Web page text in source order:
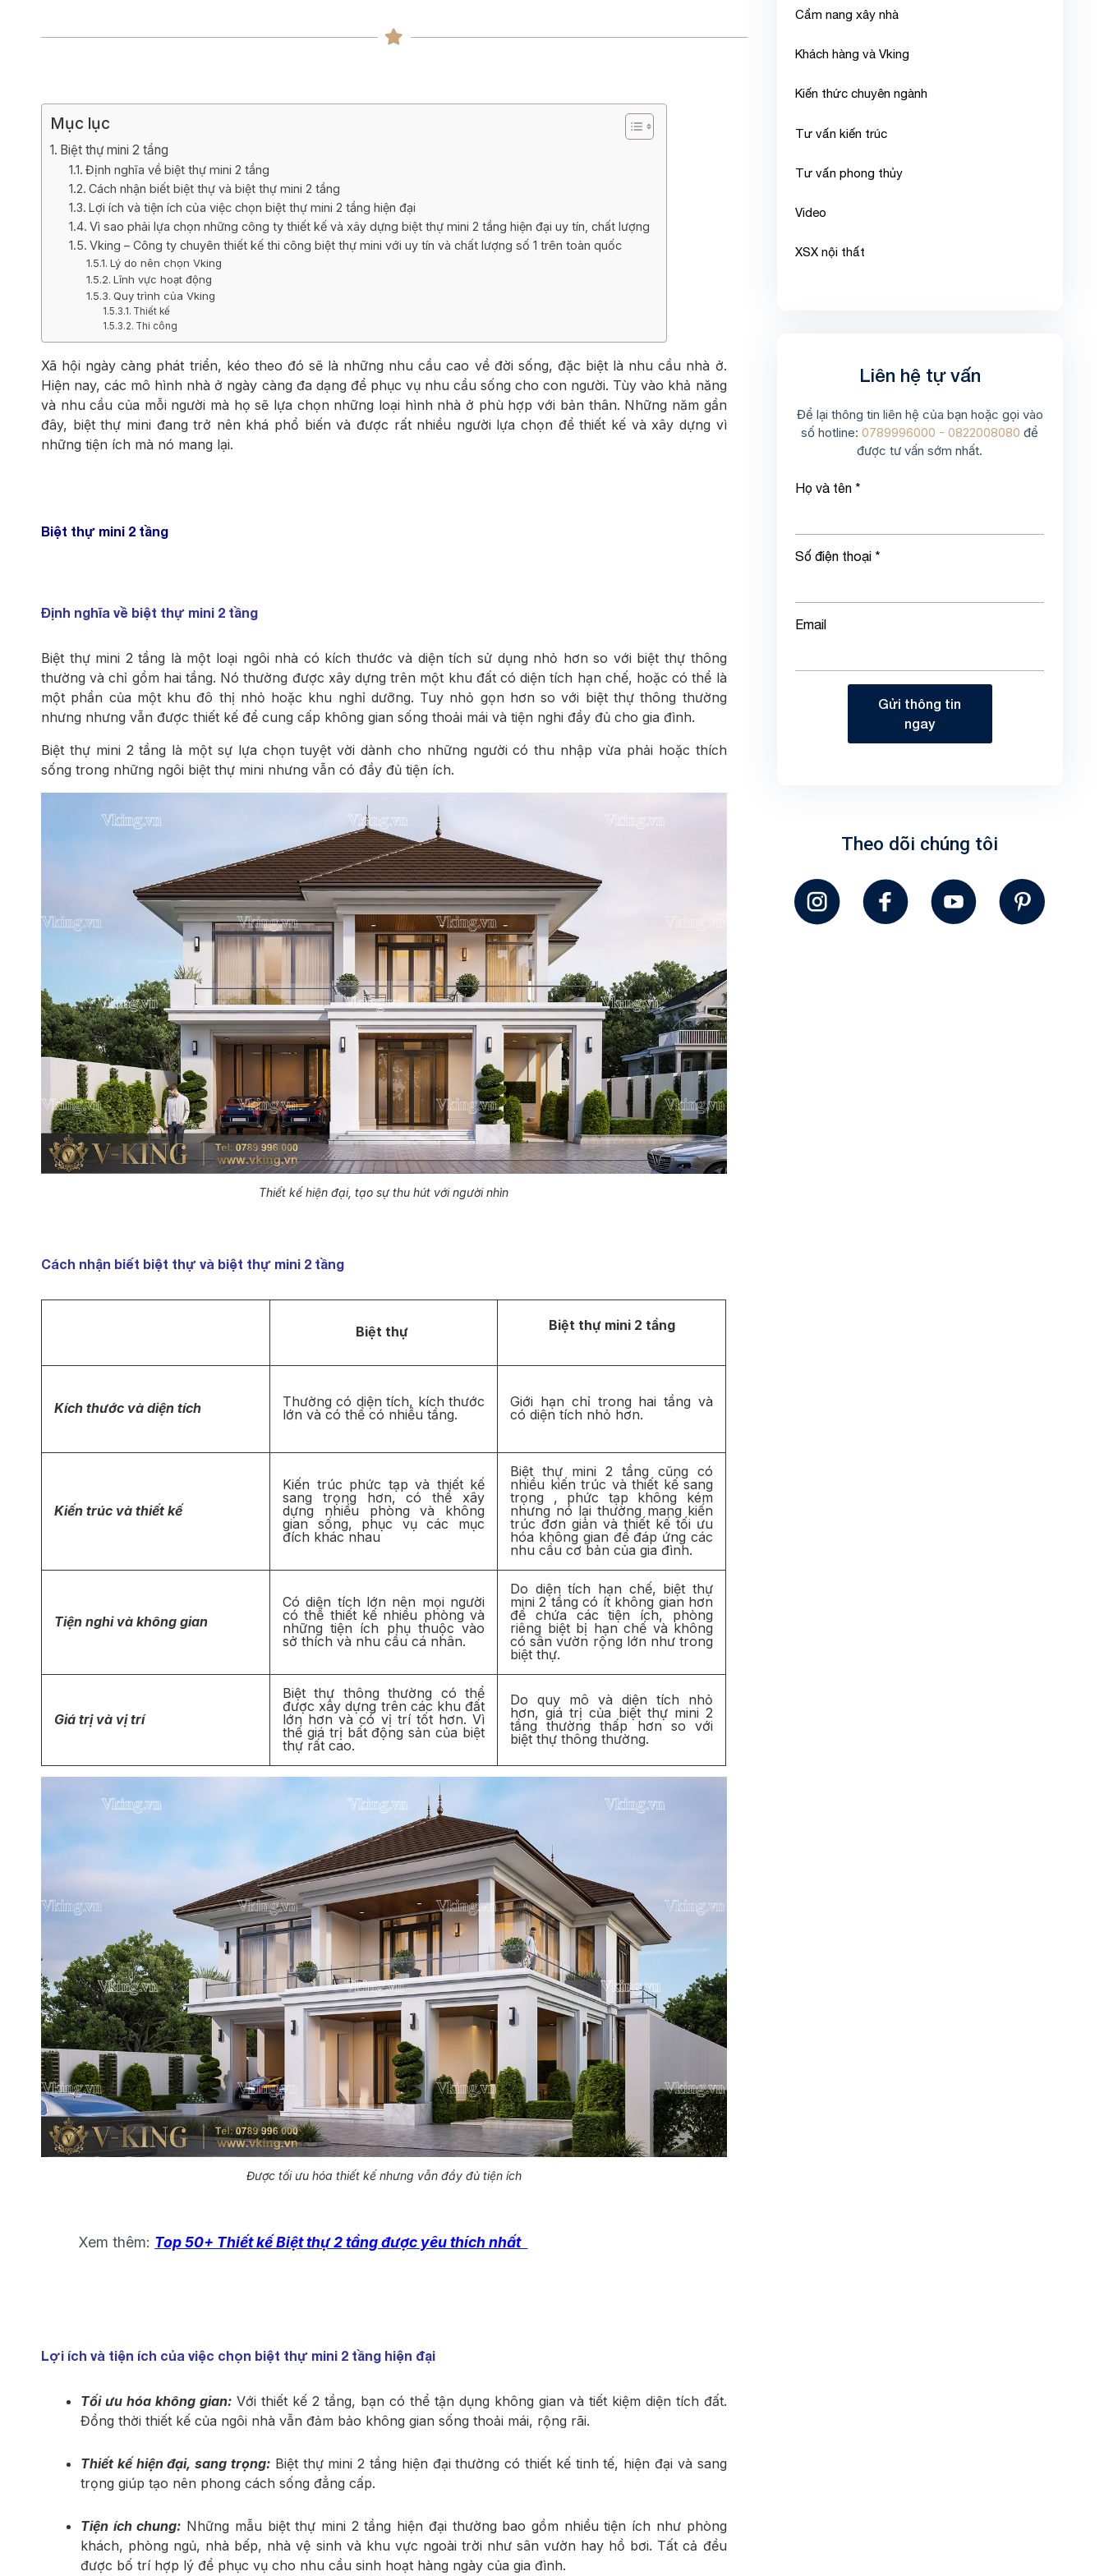
Mục lục
Biệt thự mini 2 tầng
Định nghĩa về biệt thự mini 2 tầng
Cách nhận biết biệt thự và biệt thự mini 2 tầng
Lợi ích và tiện ích của việc chọn biệt thự mini 2 tầng hiện đại
Vì sao phải lựa chọn những công ty thiết kế và xây dựng biệt thự mini 2 tầng hiện đại uy tín, chất lượng
Vking – Công ty chuyên thiết kế thi công biệt thự mini với uy tín và chất lượng số 1 trên toàn quốc
Lý do nên chọn Vking
Lĩnh vực hoạt động
Quy trình của Vking
Thiết kế
Thi công
Xã hội ngày càng phát triển, kéo theo đó sẽ là những nhu cầu cao về đời sống, đặc biệt là nhu cầu nhà ở.
Hiện nay, các mô hình nhà ở ngày càng đa dạng để phục vụ nhu cầu sống cho con người. Tùy vào khả năng
và nhu cầu của mỗi người mà họ sẽ lựa chọn những loại hình nhà ở phù hợp với bản thân. Những năm gần
đây, biệt thự mini đang trở nên khá phổ biến và được rất nhiều người lựa chọn để thiết kế và xây dựng vì
những tiện ích mà nó mang lại.
Biệt thự mini 2 tầng
Định nghĩa về biệt thự mini 2 tầng
Biệt thự mini 2 tầng là một loại ngôi nhà có kích thước và diện tích sử dụng nhỏ hơn so với biệt thự thông
thường và chỉ gồm hai tầng. Nó thường được xây dựng trên một khu đất có diện tích hạn chế, hoặc có thể là
một phần của một khu đô thị nhỏ hoặc khu nghỉ dưỡng. Tuy nhỏ gọn hơn so với biệt thự thông thường
nhưng nhưng vẫn được thiết kế để cung cấp không gian sống thoải mái và tiện nghi đầy đủ cho gia đình.
Biệt thự mini 2 tầng là một sự lựa chọn tuyệt vời dành cho những người có thu nhập vừa phải hoặc thích
sống trong những ngôi biệt thự mini nhưng vẫn có đầy đủ tiện ích.
Thiết kế hiện đại, tạo sự thu hút với người nhìn
Cách nhận biết biệt thự và biệt thự mini 2 tầng
Biệt thự Biệt thự mini 2 tầng
Kích thước và diện tích
Thường có diện tích, kích thước
lớn và có thể có nhiều tầng.
Giới hạn chỉ trong hai tầng và
có diện tích nhỏ hơn.
Kiến trúc và thiết kế
Kiến trúc phức tạp và thiết kế
sang trọng hơn, có thể xây
dựng nhiều phòng và không
gian sống, phục vụ các mục
đích khác nhau
Biệt thự mini 2 tầng cũng có
nhiều kiến trúc và thiết kế sang
trọng , phức tạp không kém
nhưng nó lại thường mang kiến
trúc đơn giản và thiết kế tối ưu
hóa không gian để đáp ứng các
nhu cầu cơ bản của gia đình.
Tiện nghi và không gian
Có diện tích lớn nên mọi người
có thể thiết kế nhiều phòng và
những tiện ích phụ thuộc vào
sở thích và nhu cầu cá nhân.
Do diện tích hạn chế, biệt thự
mini 2 tầng có ít không gian hơn
để chứa các tiện ích, phòng
riêng biệt bị hạn chế và không
có sân vườn rộng lớn như trong
biệt thự.
Giá trị và vị trí
Biệt thự thông thường có thể
được xây dựng trên các khu đất
lớn hơn và có vị trí tốt hơn. Vì
thế giá trị bất động sản của biệt
thự rất cao.
Do quy mô và diện tích nhỏ
hơn, giá trị của biệt thự mini 2
tầng thường thấp hơn so với
biệt thự thông thường.
Được tối ưu hóa thiết kế nhưng vẫn đầy đủ tiện ích
Xem thêm: Top 50+ Thiết kế Biệt thự 2 tầng được yêu thích nhất
Lợi ích và tiện ích của việc chọn biệt thự mini 2 tầng hiện đại
Tối ưu hóa không gian:Với thiết kế 2 tầng, bạn có thể tận dụng không gian và tiết kiệm diện tích đất.
Đồng thời thiết kế của ngôi nhà vẫn đảm bảo không gian sống thoải mái, rộng rãi.
Thiết kế hiện đại, sang trọng: Biệt thự mini 2 tầng hiện đại thường có thiết kế tinh tế, hiện đại và sang
trọng giúp tạo nên phong cách sống đẳng cấp.
Tiện ích chung: Những mẫu biệt thự mini 2 tầng hiện đại thường bao gồm nhiều tiện ích như phòng
khách, phòng ngủ, nhà bếp, nhà vệ sinh và khu vực ngoài trời như sân vườn hay hồ bơi. Tất cả đều
được bố trí hợp lý để phục vụ cho nhu cầu sinh hoạt hàng ngày của gia đình.
Cẩm nang xây nhà
Khách hàng và Vking
Kiến thức chuyên ngành
Tư vấn kiến trúc
Tư vấn phong thủy
Video
XSX nội thất
Liên hệ tự vấn
Để lại thông tin liên hệ của bạn hoặc gọi vào
số hotline:0789996000 - 0822008080để
được tư vấn sớm nhất.
Họ và tên *
Số điện thoại *
Email
Gửi thông tin
ngay
Theo dõi chúng tôi